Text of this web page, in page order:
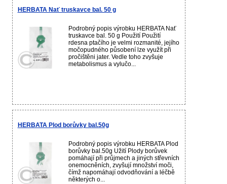
HERBATA Nať truskavce bal. 50 g
Podrobný popis výrobku HERBATA Nať
truskavce bal. 50 g Použití Použití
rdesna ptačího je velmi rozmanité, jejího
močopudného působení lze využít při
pročištěni jater. Vedle toho zvyšuje
metabolismus a vylučo...
HERBATA Plod borůvky bal.50g
Podrobný popis výrobku HERBATA Plod
borůvky bal.50g Užití Plody borůvek
pomáhají při průjmech a jiných střevních
onemocněních, zvyšují množství moči,
čímž napomáhají odvodňování a léčbě
některých o...